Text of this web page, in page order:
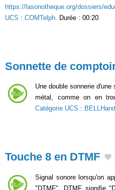
https://lasonotheque.org/dossiers/
UCS : COMTelph . Durée : 00:20.
Sonnette de
Une double sonnerie
métal, comme on en
Catégorie UCS : BELLHand
Touche 8 en DTMF
Signal sonore lorsqu'on
"DTMF". DTMF signifie